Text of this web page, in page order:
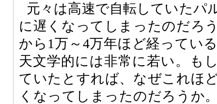
元々は高速で自転していたパ
に遅くなってしまったのだろ
から1万～4万年ほど経ってい
天文学的には非常に若い。も
ていたとすれば、なぜこれほ
くなってしまったのだろうか